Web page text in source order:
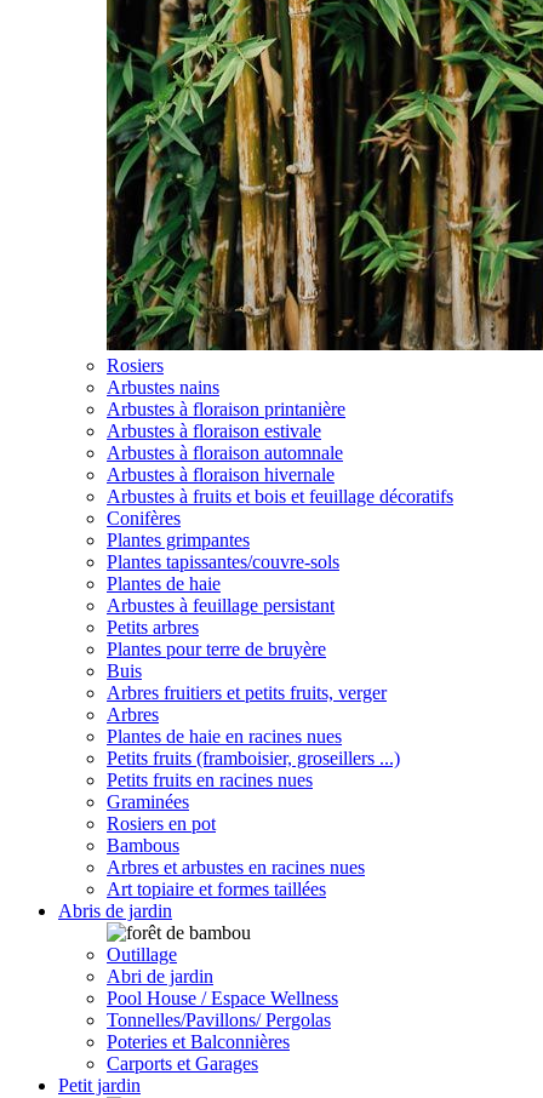
Rosiers
Arbustes nains
Arbustes à floraison printanière
Arbustes à floraison estivale
Arbustes à floraison automnale
Arbustes à floraison hivernale
Arbustes à fruits et bois et feuillage décoratifs
Conifères
Plantes grimpantes
Plantes tapissantes/couvre-sols
Plantes de haie
Arbustes à feuillage persistant
Petits arbres
Plantes pour terre de bruyère
Buis
Arbres fruitiers et petits fruits, verger
Arbres
Plantes de haie en racines nues
Petits fruits (framboisier, groseillers ...)
Petits fruits en racines nues
Graminées
Rosiers en pot
Bambous
Arbres et arbustes en racines nues
Art topiaire et formes taillées
Abris de jardin
Outillage
Abri de jardin
Pool House / Espace Wellness
Tonnelles/Pavillons/ Pergolas
Poteries et Balconnières
Carports et Garages
Petit jardin